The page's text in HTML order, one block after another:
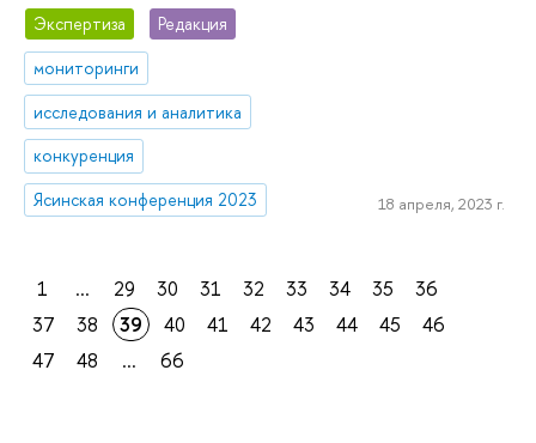
Экспертиза
Редакция
мониторинги
исследования и аналитика
конкуренция
Ясинская конференция 2023
18 апреля, 2023 г.
1 ... 29 30 31 32 33 34 35
36
37
38 39 40 41 42 43 44 45
46
47
48 ... 66